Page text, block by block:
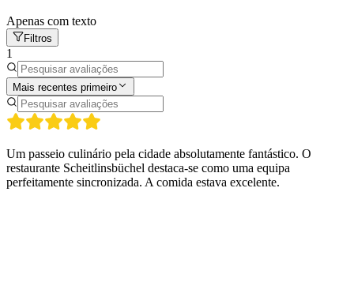
Apenas com texto
Filtros
1
Mais recentes primeiro
Um passeio culinário pela cidade absolutamente fantástico. O
restaurante Scheitlinsbüchel destaca-se como uma equipa
perfeitamente sincronizada. A comida estava excelente.